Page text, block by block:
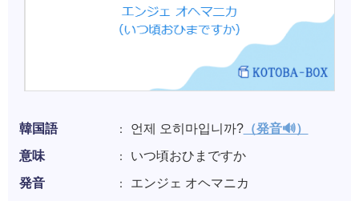
韓国語 언제 오히마입니까?（発音🔊）
意味
いつ頃おひまですか
発音
エンジェ オヘマニカ